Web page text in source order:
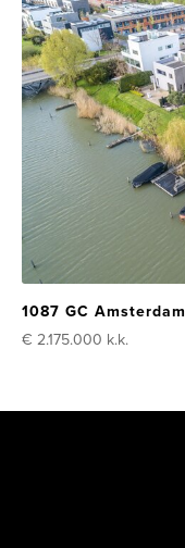
1087 GC Amsterdam
€ 2.175.000 k.k.